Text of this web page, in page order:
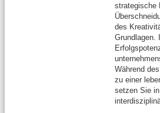
strategische
des
Grundlagen.
Während
zu einer
setzen Sie